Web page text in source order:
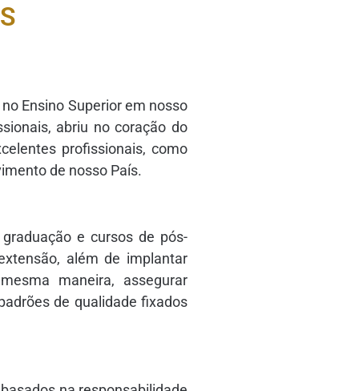
Ensino Superior em nosso
abriu no coração do
profissionais, como
de nosso País.
e cursos de pós-
além de implantar
maneira, assegurar
de qualidade fixados